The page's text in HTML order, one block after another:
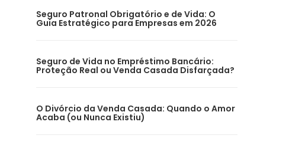
Seguro Patronal Obrigatório e de Vida: O
Guia Estratégico para Empresas em 2026
Seguro de Vida no Empréstimo Bancário:
Proteção Real ou Venda Casada Disfarçada?
O Divórcio da Venda Casada: Quando o Amor
Acaba (ou Nunca Existiu)